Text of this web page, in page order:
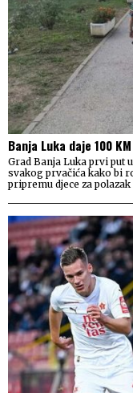
Banja Luka daje 100
Grad Banja Luka prvi put
svakog prvačića kako bi
pripremu djece za polazak